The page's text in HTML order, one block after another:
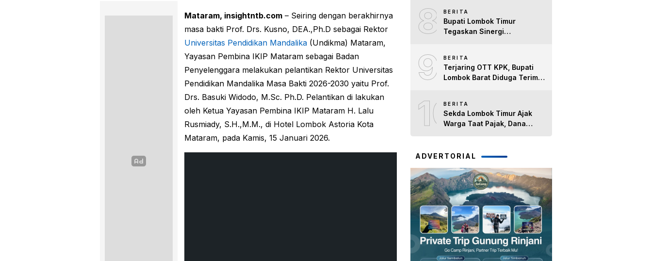
Mataram, insightntb.com – Seiring dengan berakhirnya
masa bakti Prof. Drs. Kusno, DEA.,Ph.D sebagai Rektor
Universitas Pendidikan Mandalika (Undikma) Mataram,
Yayasan Pembina IKIP Mataram sebagai Badan
Penyelenggara melakukan pelantikan Rektor Universitas
Pendidikan Mandalika Masa Bakti 2026-2030 yaitu Prof.
Drs. Basuki Widodo, M.Sc. Ph.D. Pelantikan di lakukan
oleh Ketua Yayasan Pembina IKIP Mataram H. Lalu
Rusmiady, S.H.,M.M., di Hotel Lombok Astoria Kota
Mataram, pada Kamis, 15 Januari 2026.
8 BERITA
Bupati Lombok Timur
Tegaskan Sinergi
dan Kapolres Lombok Timur
9 BERITA
Terjaring OTT KPK, Bupati
Lombok Barat Diduga Terima
10BERITA
Sekda Lombok Timur Ajak
Warga Taat Pajak, Dana
Pembangunan Daerah
ADVERTORIAL